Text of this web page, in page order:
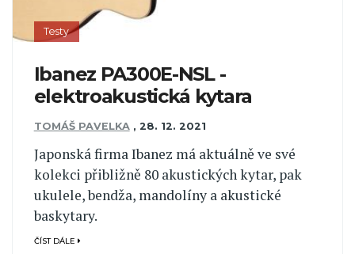
Testy
Ibanez PA300E-NSL -
elektroakustická kytara
TOMÁŠ PAVELKA , 28. 12. 2021
Japonská firma Ibanez má aktuálně ve své
kolekci přibližně 80 akustických kytar, pak
ukulele, bendža, mandolíny a akustické
baskytary.
ČÍST DÁLE